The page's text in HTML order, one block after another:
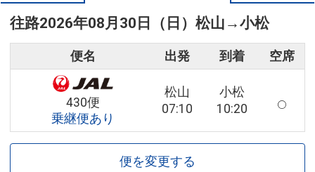
往路2026年08月30日（日） 松山 →小松
便名 出発 到着 空席
430便
乗継便あり
松山
07:10
小松
10:20
便を変更する